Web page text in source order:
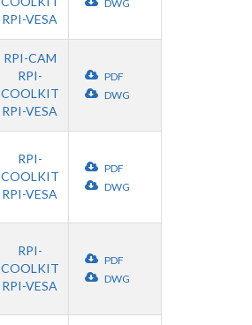
RPI-VESA
DWG
RPI-CAM
RPI-
COOLKIT
RPI-VESA
PDF
DWG
RPI-
COOLKIT
RPI-VESA
PDF
DWG
RPI-
COOLKIT
RPI-VESA
PDF
DWG